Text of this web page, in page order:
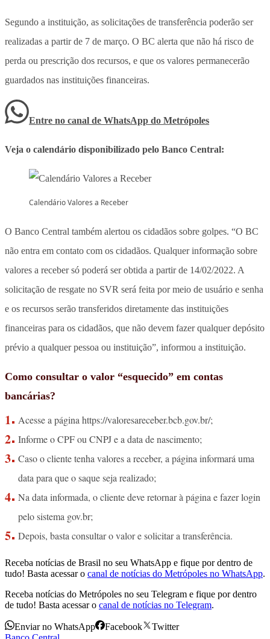
Segundo a instituição, as solicitações de transferência poderão ser
realizadas a partir de 7 de março. O BC alerta que não há risco de
perda ou prescrição dos recursos, e que os valores permanecerão
guardados nas instituições financeiras.
Entre no canal de WhatsApp do Metrópoles
Veja o calendário disponibilizado pelo Banco Central:
Calendário Valores a Receber
O Banco Central também alertou os cidadãos sobre golpes. “O BC
não entra em contato com os cidadãos. Qualquer informação sobre
valores a receber só poderá ser obtida a partir de 14/02/2022. A
solicitação de resgate no SVR será feita por meio de usuário e senha
e os recursos serão transferidos diretamente das instituições
financeiras para os cidadãos, que não devem fazer qualquer depósito
prévio a qualquer pessoa ou instituição”, informou a instituição.
Como consultar o valor “esquecido” em contas
bancárias?
Acesse a página https://valoresareceber.bcb.gov.br/;
Informe o CPF ou CNPJ e a data de nascimento;
Caso o cliente tenha valores a receber, a página informará uma
data para que o saque seja realizado;
Na data informada, o cliente deve retornar à página e fazer login
pelo sistema gov.br;
Depois, basta consultar o valor e solicitar a transferência.
Receba notícias de Brasil no seu WhatsApp e fique por dentro de
tudo! Basta acessar o canal de notícias do Metrópoles no WhatsApp.
Receba notícias do Metrópoles no seu Telegram e fique por dentro
de tudo! Basta acessar o canal de notícias no Telegram.
Enviar no WhatsApp Facebook
Twitter